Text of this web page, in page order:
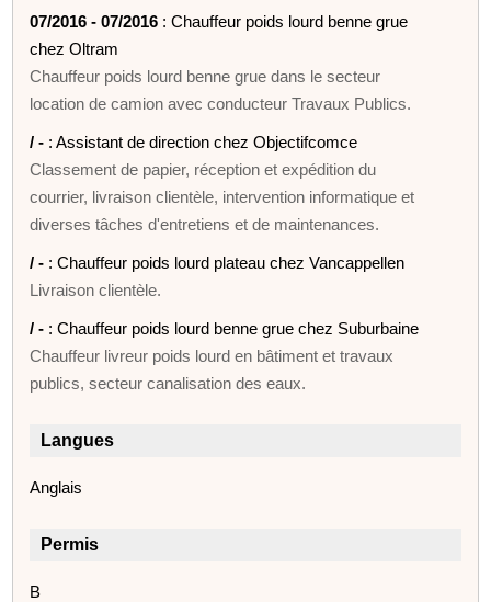
07/2016 - 07/2016 : Chauffeur poids lourd benne grue
chez Oltram
Chauffeur poids lourd benne grue dans le secteur
location de camion avec conducteur Travaux Publics.
/ - : Assistant de direction chez Objectifcomce
Classement de papier, réception et expédition du
courrier, livraison clientèle, intervention informatique et
diverses tâches d'entretiens et de maintenances.
/ - : Chauffeur poids lourd plateau chez Vancappellen
Livraison clientèle.
/ - : Chauffeur poids lourd benne grue chez Suburbaine
Chauffeur livreur poids lourd en bâtiment et travaux
publics, secteur canalisation des eaux.
Langues
Anglais
Permis
B